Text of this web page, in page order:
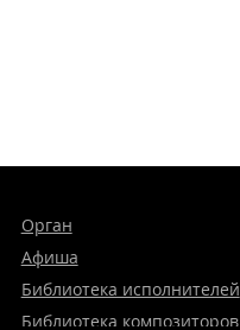
Орган
Афиша
Библиотека исполнителей
Библиотека композиторов